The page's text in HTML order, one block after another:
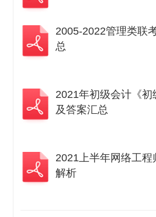
2005-2022管理类联
总
2021年初级会计《
及答案汇总
2021上半年网络工
解析